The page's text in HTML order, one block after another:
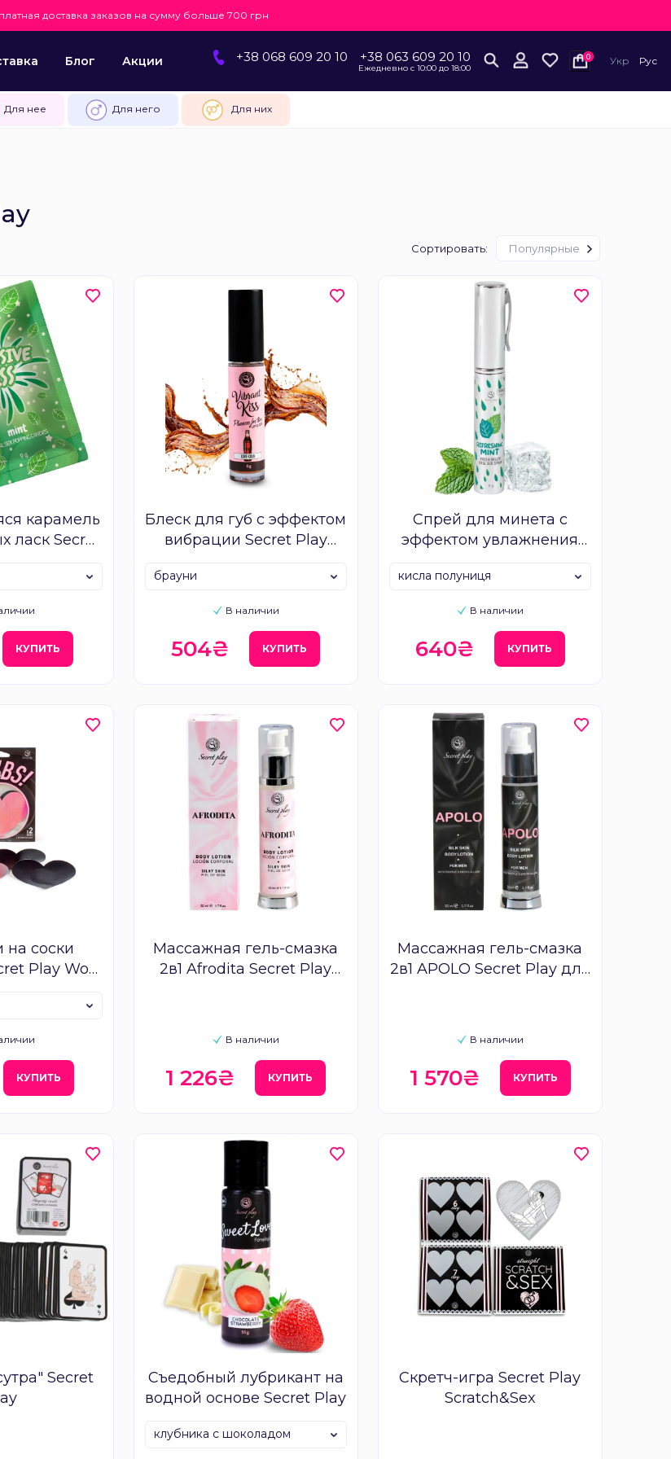
доставка заказов на сумму больше 700 грн
Блог Акции +38 068 609 20 10 +38 063 609 20 10
Ежедневно с 10:00 до 18:00
0 Укр Рус
Для нее Для него Для них
Сортировать: Популярные
карамель
ласк Secret
КУПИТЬ
Блеск для губ с эффектом
вибрации Secret Play
В наличии
брауни
504₴ КУПИТЬ
Спрей для минета с
эффектом увлажнения
Spray
В наличии
кисла полуниця
640₴ КУПИТЬ
на соски
Play Wow
КУПИТЬ
Массажная гель-смазка
2в1 Afrodita Secret Play
В наличии
1 226₴ КУПИТЬ
Массажная гель-смазка
2в1 APOLO Secret Play для
В наличии
1 570₴ КУПИТЬ
Secret
Съедобный лубрикант на
водной основе Secret Play
клубника с шоколадом
Скретч-игра Secret Play
Scratch&Sex